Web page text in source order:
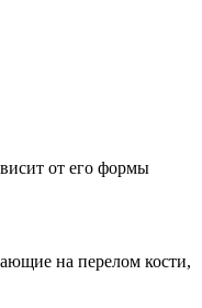
от его формы
на перелом кости,